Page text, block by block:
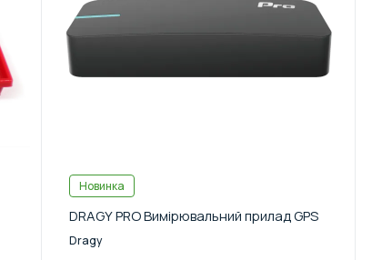
Новинка
DRAGY PRO Вимірювальний прилад GPS
Dragy